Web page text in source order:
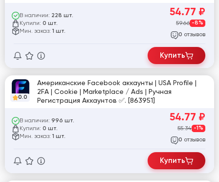
В наличии: 228 шт.
Купили: 0 шт.
Мин. заказ: 1 шт.
54.77 ₽
59.66 -8%
0 отзывов
Купить
0.0
Американские Facebook аккаунты | USA Profile |
2FA | Cookie | Marketplace / Ads | Ручная
Регистрация Аккаунтов ✅. [863951]
В наличии: 996 шт.
Купили: 0 шт.
Мин. заказ: 1 шт.
54.77 ₽
55.34 -1%
0 отзывов
Купить